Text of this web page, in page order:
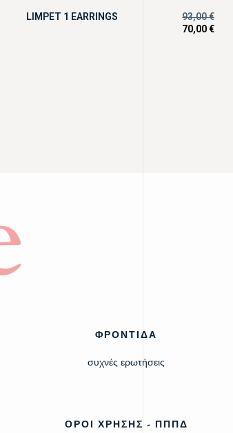
LIMPET 1 EARRINGS 93,00€
70,00€
ΦΡΟΝΤΙΔΑ
συχνές ερωτήσεις
ΟΡΟΙ ΧΡΗΣΗΣ - ΠΠΠΔ